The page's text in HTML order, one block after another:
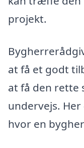
projekt.
at få et godt
at få den rette
undervejs.
hvor en